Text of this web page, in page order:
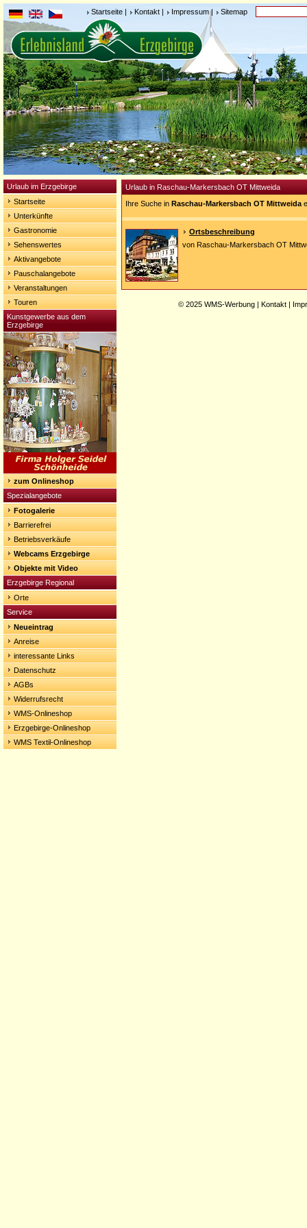
Startseite | Kontakt | Impressum| Sitemap
Urlaub im Erzgebirge
Startseite
Unterkünfte
Gastronomie
Sehenswertes
Aktivangebote
Pauschalangebote
Veranstaltungen
Touren
Kunstgewerbe aus dem
Erzgebirge
zum Onlineshop
Spezialangebote
Fotogalerie
Barrierefrei
Betriebsverkäufe
Webcams Erzgebirge
Objekte mit Video
Erzgebirge Regional
Orte
Service
Neueintrag
Anreise
interessante Links
Datenschutz
AGBs
Widerrufsrecht
WMS-Onlineshop
Erzgebirge-Onlineshop
WMS Textil-Onlineshop
Urlaub in Raschau-Markersbach OT Mittweida
Ihre Suche in Raschau-Markersbach OT Mittweida
Ortsbeschreibung
von Raschau-Markersbach OT
© 2025 WMS-Werbung | Kontakt |